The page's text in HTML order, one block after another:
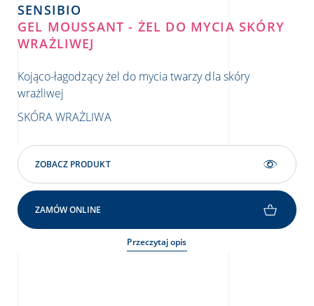
SENSIBIO
GEL MOUSSANT - ŻEL DO MYCIA SKÓRY
WRAŻLIWEJ
Kojąco-łagodzący żel do mycia twarzy dla skóry
wrażliwej
SKÓRA WRAŻLIWA
ZOBACZ PRODUKT
ZAMÓW ONLINE
Przeczytaj opis